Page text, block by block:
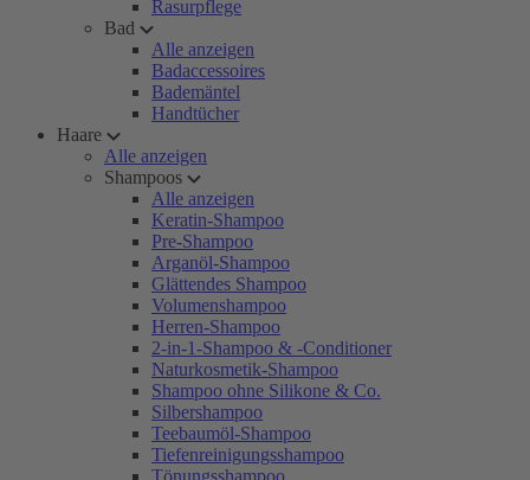
Rasurpflege
Bad
Alle anzeigen
Badaccessoires
Bademäntel
Handtücher
Haare
Alle anzeigen
Shampoos
Alle anzeigen
Keratin-Shampoo
Pre-Shampoo
Arganöl-Shampoo
Glättendes Shampoo
Volumenshampoo
Herren-Shampoo
2-in-1-Shampoo & -Conditioner
Naturkosmetik-Shampoo
Shampoo ohne Silikone & Co.
Silbershampoo
Teebaumöl-Shampoo
Tiefenreinigungsshampoo
Tönungsshampoo